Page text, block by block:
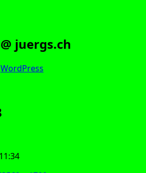
juergs.ch
Word­Press